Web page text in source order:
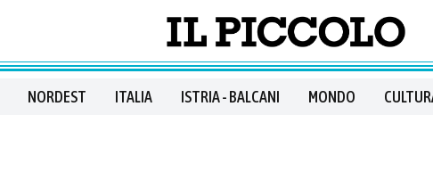
NORDEST ITALIA ISTRIA - BALCANI MONDO